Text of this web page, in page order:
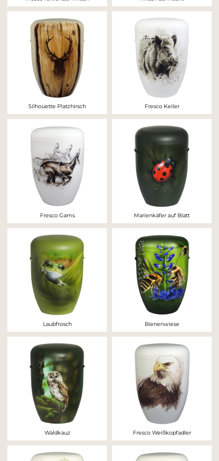
Silhouette Platzhirsch Fresco Keiler
Fresco Gams Marienkäfer auf Blatt
Laubfrosch Bienenwiese
Waldkauz Fresco Weißkopfadler